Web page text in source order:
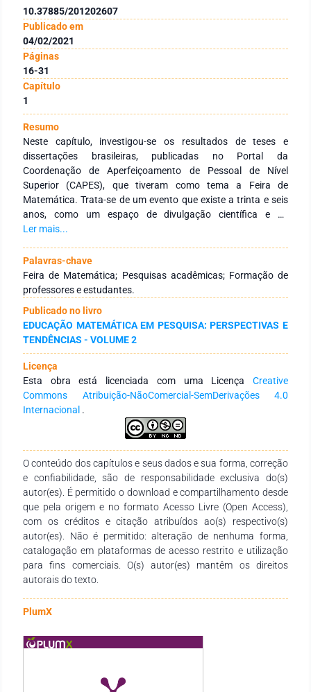
10.37885/201202607
Publicado em
04/02/2021
Páginas
16-31
Capítulo
1
Resumo
Neste capítulo, investigou-se os resultados de teses e
dissertações brasileiras, publicadas no Portal da
Coordenação de Aperfeiçoamento de Pessoal de Nível
Superior (CAPES), que tiveram como tema a Feira de
Matemática. Trata-se de um evento que existe a trinta e seis
anos, como um espaço de divulgação científica e de
conhecimento contextualizado matemático que envolve
Educação Infantil ao Ensino Superior, professores e
comunidade. Diante disso, o objetivo aqui é analisar as
contribuições das Feiras de Matemática para quem dela
participa, identificando convergências e/ou divergências, e as
possíveis lacunas na formação de professores e estudantes.
Como resultado da busca, encontrou-se apenas sete
trabalhos, a partir da expressão ‘Feira de Matemática’ no
título, resumo ou nas palavras-chave. Para tanto, procurou-
se responder à questão: O que as dissertações e teses
revelam sobre as contribuições das Feiras de Matemática,
que acontece em movimento e em rede, instituídas em 1985
no Estado de Santa Catarina, para a formação de estudantes
e professores? Assim, dessa primeira análise, identificou-se
especificamente sobre as Feiras de Matemática. Como
resultado da análise temos que as Feiras de Matemática
estão operando como um modificador da aprendizagem em
matemática dos estudantes e das práticas dos professores
que participam do evento. Além disso, na relação sobre a
prática de ensino as Feiras de Matemática podem permitir a
formação continuada dos professores, mas principalmente,
intervém a formação integral do estudante que delas
participam.
Ler mais...
Palavras-chave
Feira de Matemática; Pesquisas acadêmicas; Formação de
professores e estudantes.
Publicado no livro
EDUCAÇÃO MATEMÁTICA EM PESQUISA: PERSPECTIVAS E
TENDÊNCIAS - VOLUME 2
Licença
Esta obra está licenciada com uma Licença Creative
Commons Atribuição-NãoComercial-SemDerivações 4.0
Internacional .
O conteúdo dos capítulos e seus dados e sua forma, correção
e confiabilidade, são de responsabilidade exclusiva do(s)
autor(es). É permitido o download e compartilhamento desde
que pela origem e no formato Acesso Livre (Open Access),
com os créditos e citação atribuídos ao(s) respectivo(s)
autor(es). Não é permitido: alteração de nenhuma forma,
catalogação em plataformas de acesso restrito e utilização
para fins comerciais. O(s) autor(es) mantêm os direitos
autorais do texto.
PlumX